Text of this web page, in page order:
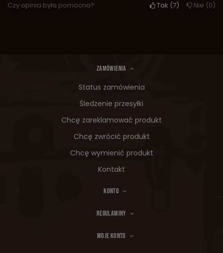
Czy opinia była pomocna?
Tak 7 Nie 0
ZAMÓWIENIA
Status zamówienia
Śledzenie przesyłki
Chcę zareklamować produkt
Chcę zwrócić produkt
Chcę wymienić produkt
Kontakt
KONTO
REGULAMINY
MOJE KONTO